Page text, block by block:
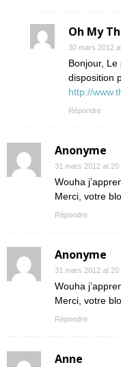
Oh My
30 mars 2012
Bonjour,
disposition
http://
Répondre
Anonyme
31 mars 2012 at 20
Wouha
Merci, votre
Répondre
Anonyme
31 mars 2012 at 20
Wouha
Merci, votre
Répondre
Anne